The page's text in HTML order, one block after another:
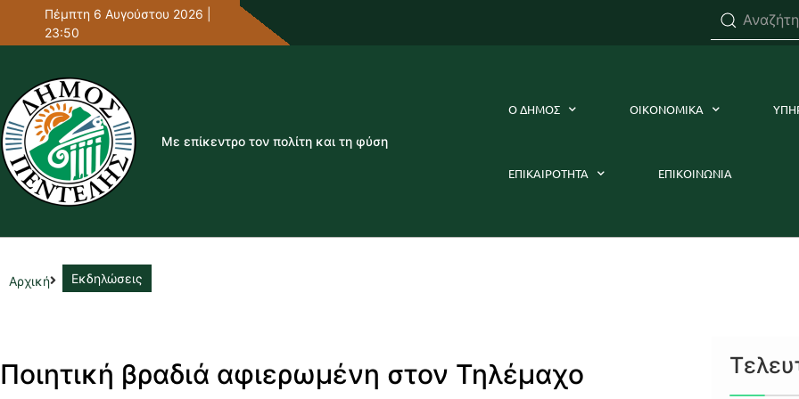
Πέμπτη 6 Αυγούστου 2026 |
23:50
Με επίκεντρο τον πολίτη και τη φύση
Ο ΔΗΜΟΣ ΟΙΚΟΝΟΜΙΚΑ
ΕΠΙΚΑΙΡΟΤΗΤΑ ΕΠΙΚΟΙΝΩΝΙΑ
Αρχική Εκδηλώσεις
Ποιητική βραδιά αφιερωμένη στον Τηλέμαχο